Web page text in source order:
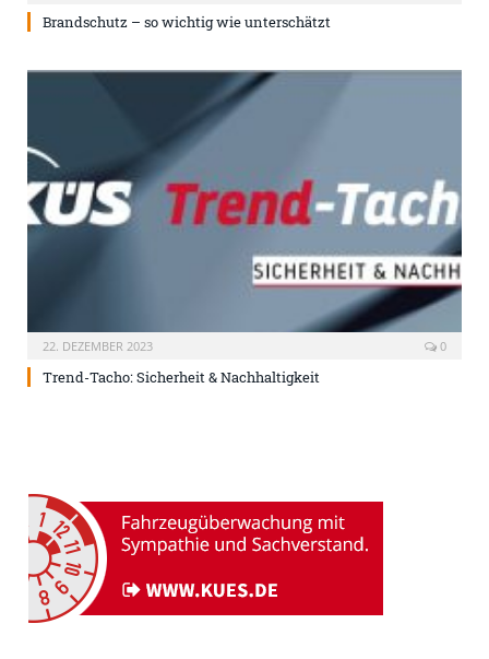
Brandschutz – so wichtig wie unterschätzt
22. DEZEMBER 2023 0
Trend-Tacho: Sicherheit & Nachhaltigkeit